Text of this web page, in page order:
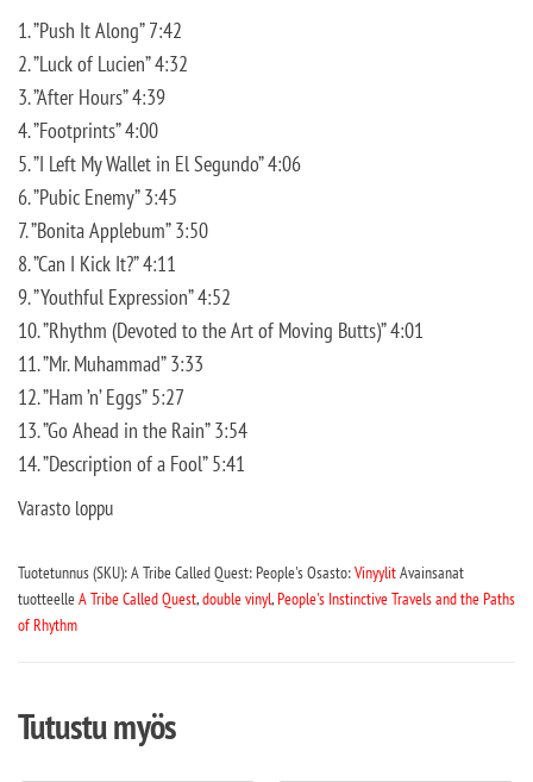
1. ”Push It Along” 7:42
2. ”Luck of Lucien” 4:32
3. ”After Hours” 4:39
4. ”Footprints” 4:00
5. ”I Left My Wallet in El Segundo” 4:06
6. ”Pubic Enemy” 3:45
7. ”Bonita Applebum” 3:50
8. ”Can I Kick It?” 4:11
9. ”Youthful Expression” 4:52
10. ”Rhythm (Devoted to the Art of Moving Butts)” 4:01
11. ”Mr. Muhammad” 3:33
12. ”Ham ’n’ Eggs” 5:27
13. ”Go Ahead in the Rain” 3:54
14. ”Description of a Fool” 5:41
Varasto loppu
Tuotetunnus (SKU):A Tribe Called Quest: People'sOsasto:VinyylitAvainsanat
tuotteelleA Tribe Called Quest,double vinyl,People's Instinctive Travels and the Paths
of Rhythm
Tutustu myös